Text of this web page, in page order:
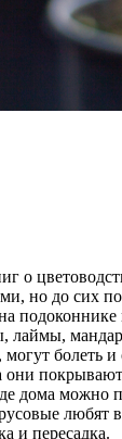
о
но до сих
лаймы,
болеть и
они
дома можно
любят
и пересадка.